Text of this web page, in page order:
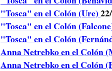
"Tosca" en el Colón (Ure)
"Tosca" en el Colón
"Tosca" en el Colón
Anna Netrebko en el Colón
Anna Netrebko en el Colón